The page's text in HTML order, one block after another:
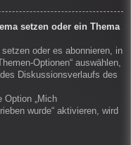
setzen oder ein Thema
oder es abonnieren, in
Optionen“ auswählen,
Diskussionsverlaufs des
Option „Mich
wurde“ aktivieren, wird